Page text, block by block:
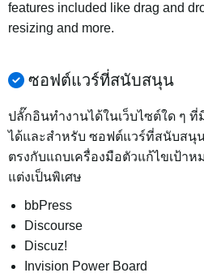
features included like drag and
resizing and more.
ซอฟต์แวร์ที่สนับสนุน
ปลั๊กอินทำงานได้ในเว็บไซต์ใด ๆ
ได้และสำหรับ ซอฟต์แวร์ที่สนับสนุ
ตรงกับแถบเครื่องมือตัวแก้ไขเป้าห
แต่งเป็นพิเศษ
bbPress
Discourse
Discuz!
Invision Power Board